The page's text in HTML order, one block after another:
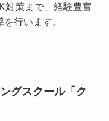
対策まで、経験豊富
行います。
グスクール「ク